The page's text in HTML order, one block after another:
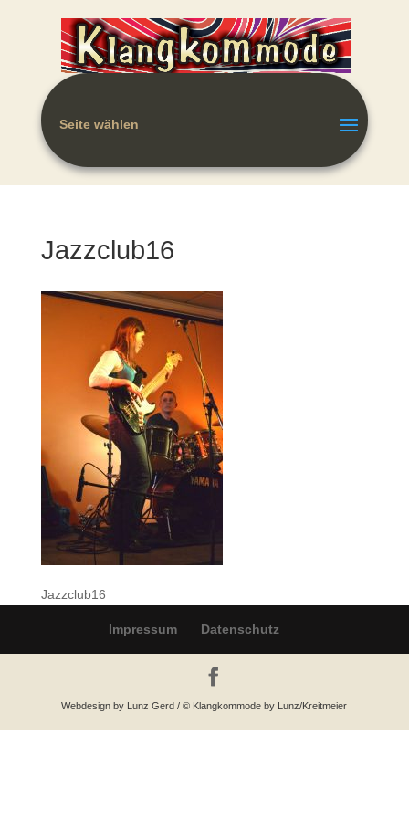
Seite wählen
Jazzclub16
Jazzclub16
Impressum Datenschutz
Webdesign by Lunz Gerd / © Klangkommode by Lunz/Kreitmeier